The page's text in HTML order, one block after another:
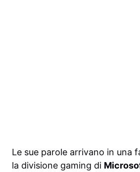
Le sue parole arrivano in una
la divisione gaming di